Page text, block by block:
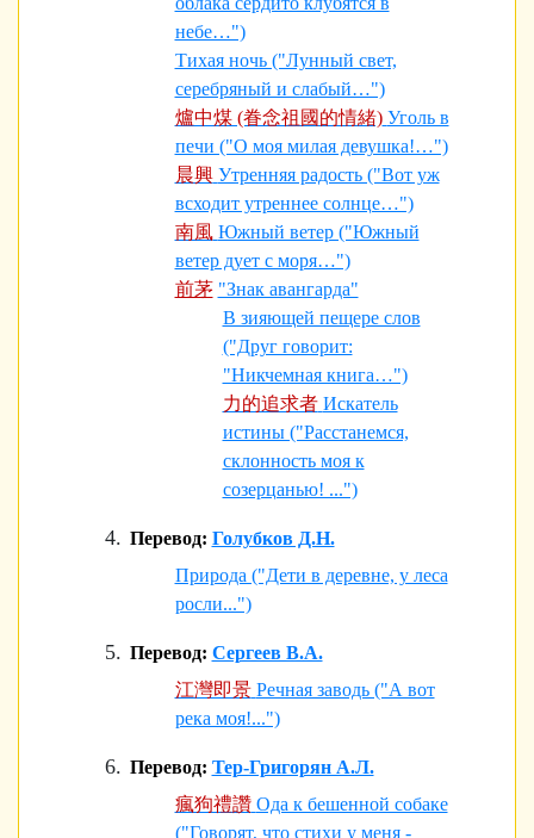
небе…")
Тихая ночь ("Лунный свет,
серебряный и слабый…")
爐中煤 (眷念祖國的情緒) Уголь в
печи ("О моя милая девушка!…")
晨興 Утренняя радость ("Вот уж
всходит утреннее солнце…")
南風 Южный ветер ("Южный
ветер дует с моря…")
前茅 "Знак авангарда"
В зияющей пещере слов
("Друг говорит:
"Никчемная книга…")
力的追求者 Искатель
истины ("Расстанемся,
склонность моя к
созерцанью! ...")
Перевод: Голубков Д.Н.
Природа ("Дети в деревне, у леса
росли...")
Перевод: Сергеев В.А.
江灣即景 Речная заводь ("А вот
река моя!...")
Перевод: Тер-Григорян А.Л.
瘋狗禮讚 Ода к бешенной собаке
("Говорят, что стихи у меня -